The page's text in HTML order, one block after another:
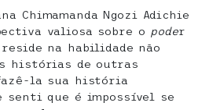
Chimamanda Ngozi Adichie
valiosa sobre o poder
na habilidade não
histórias de outras
la sua história
senti que é impossível se